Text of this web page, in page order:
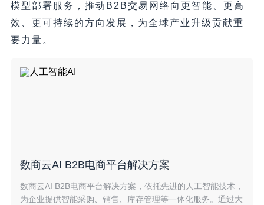
模型部署服务，推动B2B交易网络向更智能、更高
效、更可持续的方向发展，为全球产业升级贡献重
要力量。
数商云AI B2B电商平台解决方案
数商云AI B2B电商平台解决方案，依托先进的人工智能技术，
为企业提供智能采购、销售、库存管理等一体化服务。通过大